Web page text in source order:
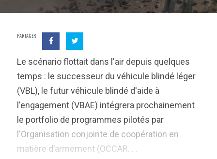
PARTAGER
Le scénario flottait dans l'air depuis quelques
temps : le successeur du véhicule blindé léger
(VBL), le futur véhicule blindé d'aide à
l'engagement (VBAE) intégrera prochainement
le portfolio de programmes pilotés par
l'Organisation conjointe de coopération en
matière d’armement (OCCAR. . .